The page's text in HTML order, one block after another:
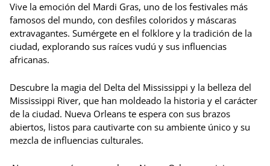
Vive la emoción del Mardi Gras, uno de los festivales más
famosos del mundo, con desfiles coloridos y máscaras
extravagantes. Sumérgete en el folklore y la tradición de la
ciudad, explorando sus raíces vudú y sus influencias
africanas.
Descubre la magia del Delta del Mississippi y la belleza del
Mississippi River, que han moldeado la historia y el carácter
de la ciudad. Nueva Orleans te espera con sus brazos
abiertos, listos para cautivarte con su ambiente único y su
mezcla de influencias culturales.